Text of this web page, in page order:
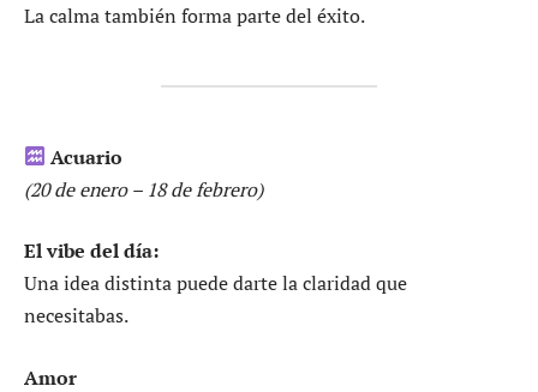
La calma también forma parte del éxito.
Acuario
(20 de enero – 18 de febrero)
El vibe del día:
Una idea distinta puede darte la claridad que
necesitabas.
Amor